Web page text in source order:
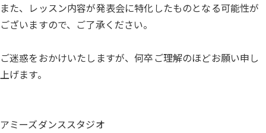
また、レッスン内容が発表会に特化したものとなる可能性が
ございますので、ご了承ください。
ご迷惑をおかけいたしますが、何卒ご理解のほどお願い申し
上げます。
アミーズダンススタジオ